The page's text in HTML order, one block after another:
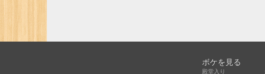
ボケを見る
殿堂入り